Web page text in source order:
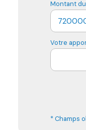
Montant
Votre
* Champs